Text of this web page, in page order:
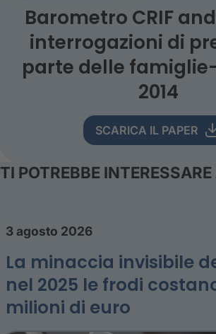
Barometro CRIF
interrogazioni di
parte delle
2014
SCARICA IL PAPER
TI POTREBBE
3 agosto 2026
La minaccia invisibile
nel 2025 le frodi
milioni di euro